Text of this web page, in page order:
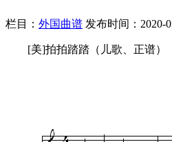
栏目： 外国曲谱 发布时间：2020-
[美]拍拍踏踏（儿歌、正谱）